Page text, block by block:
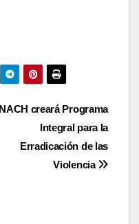
creará Programa
Integral para la
Erradicación de las
Violencia